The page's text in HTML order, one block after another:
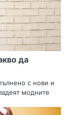
да
с нови и
модните